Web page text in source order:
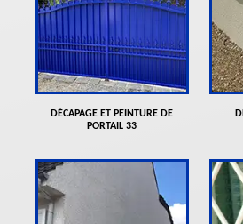
DÉCAPAGE ET PEINTURE DE
PORTAIL 33